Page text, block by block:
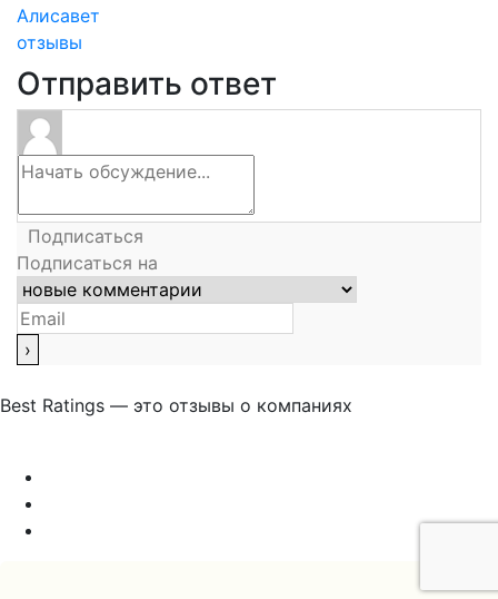
Алисавет
отзывы
Отправить ответ
Подписаться
Подписаться на
Best Ratings — это отзывы о компаниях